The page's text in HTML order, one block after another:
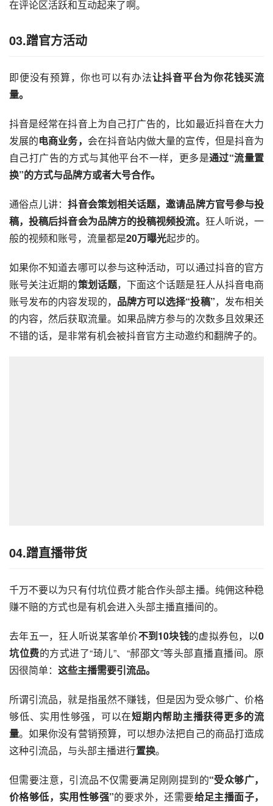
在评论区活跃和互动起来了啊。
03.蹭官方活动
即便没有预算，你也可以有办法让抖音平台为你花钱买流
量。
抖音是经常在抖音上为自己打广告的，比如最近抖音在大力
发展的电商业务， 会在抖音站内做大量的宣传，但是抖音为
自己打广告的方式与其他平台不一样，更多是通过“流量置
换”的方式与品牌方或者大号合作。
通俗点儿讲：抖音会策划相关话题，邀请品牌方官号参与投
稿，投稿后抖音会为品牌方的投稿视频投流。 狂人听说，一
般的视频和账号，流量都是20万曝光起步的。
如果你不知道去哪可以参与这种活动，可以通过抖音的官方
账号关注近期的策划话题，下面这个话题是狂人从抖音电商
账号发布的内容发现的， 品牌方可以选择“投稿”，发布相关
的内容，然后获取流量。如果品牌方参与的次数多且效果还
不错的话，是非常有机会被抖音官方主动邀约和翻牌子的。
04.蹭直播带货
千万不要以为只有付坑位费才能合作头部主播。纯佣这种稳
赚不赔的方式也是有机会进入头部主播直播间的。
去年五一，狂人听说某客单价不到10块钱的虚拟券包，以0
坑位费的方式进了“琦儿”、“郝邵文”等头部直播直播间。原
因很简单： 这些主播需要引流品。
所谓引流品，就是指虽然不赚钱，但是因为受众够广、价格
够低、实用性够强，可以在短期内帮助主播获得更多的流
量。如果你没有营销预算，可以想办法把自己的商品打造成
这种引流品，与头部主播进行置换。
但需要注意，引流品不仅需要满足刚刚提到的“受众够广，
价格够低，实用性够强”的要求外，还需要给足主播面子，